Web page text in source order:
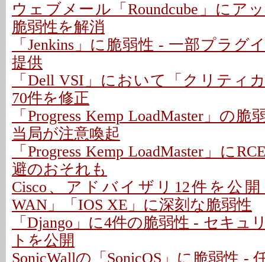
ウェブメール「Roundcube」にア
脆弱性を解消
「Jenkins」に脆弱性 - 一部プラグ
提供
「Dell VSI」において「クリティ
70件を修正
「Progress Kemp LoadMaster」の
当局が注意喚起
「Progress Kemp LoadMaster」に
避のおそれも
Cisco、アドバイザリ12件を公開
WAN」「IOS XE」に深刻な脆弱性
「Django」に4件の脆弱性 - セキュ
トを公開
SonicWallの「SonicOS」に脆弱性 -